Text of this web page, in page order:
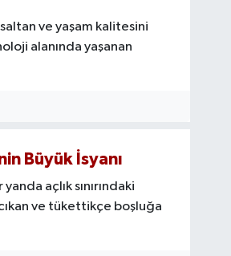
ve yaşam kalitesini
alanında yaşanan
Büyük İsyanı
açlık sınırındaki
ve tükettikçe boşluğa